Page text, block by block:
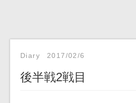
Diary 2017/02/6
後半戦2戦目